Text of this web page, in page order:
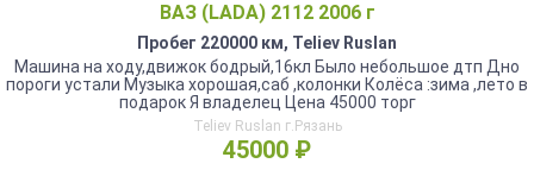
ВАЗ (LADA) 2112 2006 г
Пробег 220000 км, Teliev Ruslan
Машина на ходу,движок бодрый,16кл Было небольшое дтп Дно
пороги устали Музыка хорошая,саб ,колонки Колёса :зима ,лето в
подарок Я владелец Цена 45000 торг
Teliev Ruslan г.Рязань
45000 ₽